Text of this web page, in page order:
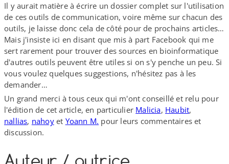
Il y aurait matière à écrire un dossier complet sur l'utilisation
de ces outils de communication, voire même sur chacun des
outils, je laisse donc cela de côté pour de prochains articles…
Mais j'insiste ici en disant que mis à part Facebook qui me
sert rarement pour trouver des sources en bioinformatique
d'autres outils peuvent être utiles si on s'y penche un peu. Si
vous voulez quelques suggestions, n'hésitez pas à les
demander…
Un grand merci à tous ceux qui m'ont conseillé et relu pour
l'édition de cet article, en particulier Malicia, Haubit,
nallias, nahoyet Yoann M. pour leurs commentaires et
discussion.